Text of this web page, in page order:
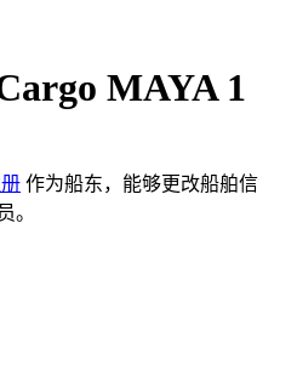
MAYA 1
作为船东，能够更改船舶信
。